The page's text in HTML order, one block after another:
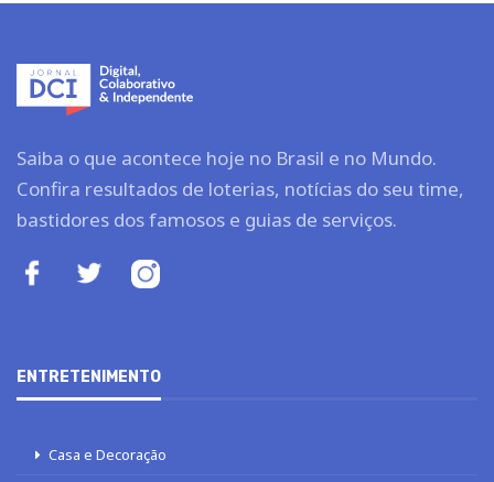
Saiba o que acontece hoje no Brasil e no Mundo.
Confira resultados de loterias, notícias do seu time,
bastidores dos famosos e guias de serviços.
ENTRETENIMENTO
Casa e Decoração